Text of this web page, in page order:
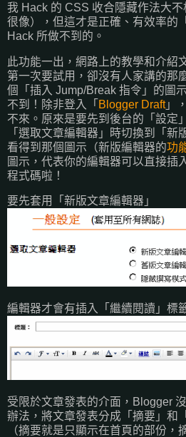
我 Hack 的 CSS 收合隱藏作法大
很像），但這才是正確、有效率的
Hack 所做不到的。
此功能一出，網路上的教學和介紹
第一次要試用，卻沒有人家講的那
個「插入 Jump/Break 指令」的圖
不到！除非登入「 Blogger Draft」
不來。原來是要先到後台的「設定
「選取文章編輯器」時切換到「新
看得到那個圖示（新版編輯器的功
圖示，代表你的編輯器可以直接插
程式碼啦！
要先套用「新版文章編輯器」
編輯器才會有插入「繼續閱讀」標
受限於文章發表的介面，Blogger
辦法，將文章發表分成「摘要」和
（摘要就是只顯示在首頁的部份，